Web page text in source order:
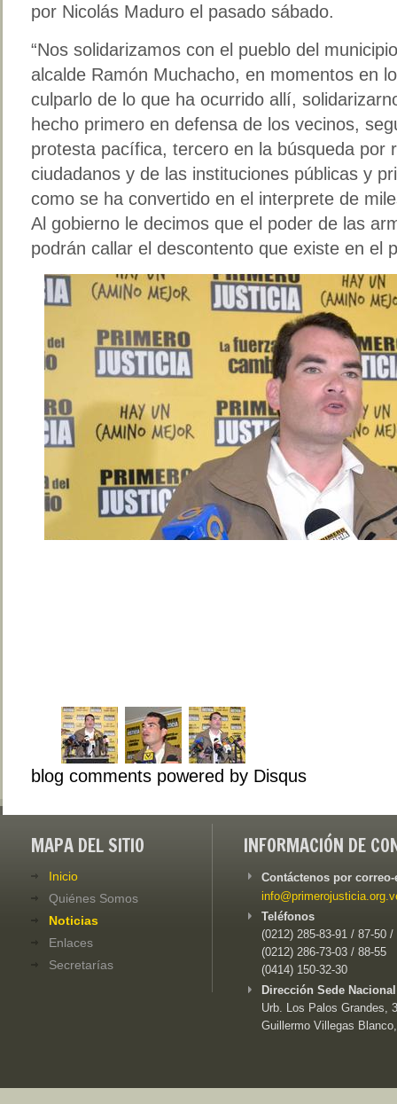
por Nicolás Maduro el pasado sábado.
“Nos solidarizamos con el pueblo del
alcalde Ramón Muchacho, en momentos en
culparlo de lo que ha ocurrido allí,
hecho primero en defensa de los vecinos,
protesta pacífica, tercero en la búsqueda por
ciudadanos y de las instituciones públicas y
como se ha convertido en el interprete de
Al gobierno le decimos que el poder de las
podrán callar el descontento que existe en el
blog comments powered by Disqus
MAPA DEL SITIO
Inicio
Quiénes Somos
Noticias
Enlaces
Secretarías
INFORMACIÓN DE
Contáctenos por
Teléfonos
(0212) 285-83-91 / 87-50 /
(0212) 286-73-03 / 88-55
(0414) 150-32-30
Dirección Sede
Urb. Los Palos Grandes,
Guillermo Villegas